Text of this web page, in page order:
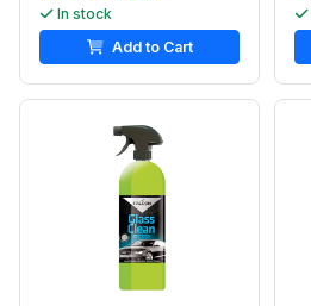
In stock
Add to Cart